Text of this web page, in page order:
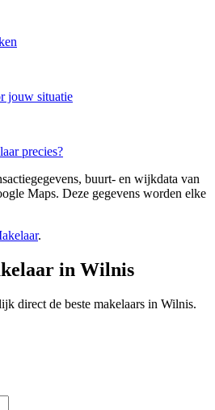
jouw situatie
precies?
buurt- en wijkdata van
Maps. Deze gegevens worden elke
.
in Wilnis
direct de beste makelaars in Wilnis.